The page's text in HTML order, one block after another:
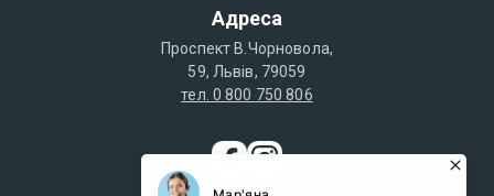
Адреса
Проспект В.Чорновола,
59, Львів, 79059
тел. 0 800 750 806